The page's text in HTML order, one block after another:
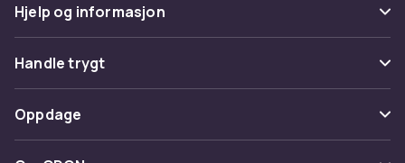
Hjelp og informasjon
Vanlige spørsmål
Spor pakke
Angre & returner her
Handle trygt
Betaling
Levering
Oppdage
Kategorier